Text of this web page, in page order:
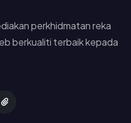
perkhidmatan reka
berkualiti terbaik kepada